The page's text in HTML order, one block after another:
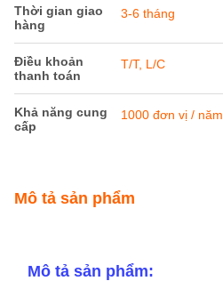
Thời gian giao
hàng
3-6 tháng
Điều khoản
thanh toán
T/T, L/C
Khả năng cung
cấp
1000 đơn vị / năm
Mô tả sản phẩm
Mô tả sản phẩm: